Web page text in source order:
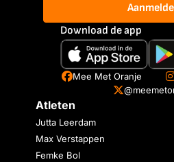
Download de app
Mee Met Oranje
Atleten
Jutta Leerdam
Max Verstappen
Femke Bol